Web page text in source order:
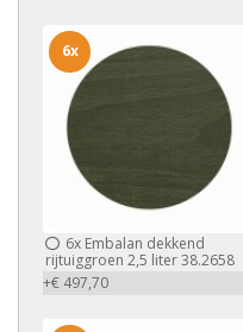
6x Embalan dekkend
rijtuiggroen 2,5 liter 38.2658
+€ 497,70
6x